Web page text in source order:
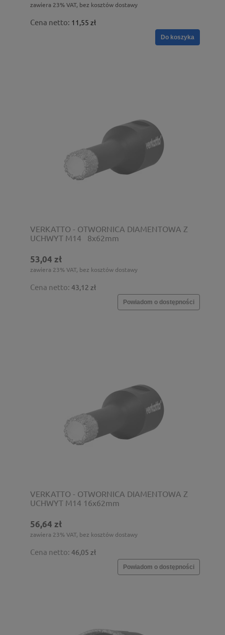
zawiera 23% VAT, bez kosztów dostawy
Cena netto: 11,55 zł
Do koszyka
VERKATTO - OTWORNICA DIAMENTOWA Z
UCHWYT M14 _8x62mm
53,04 zł
zawiera 23% VAT, bez kosztów dostawy
Cena netto: 43,12 zł
Powiadom o dostępności
VERKATTO - OTWORNICA DIAMENTOWA Z
UCHWYT M14 16x62mm
56,64 zł
zawiera 23% VAT, bez kosztów dostawy
Cena netto: 46,05 zł
Powiadom o dostępności